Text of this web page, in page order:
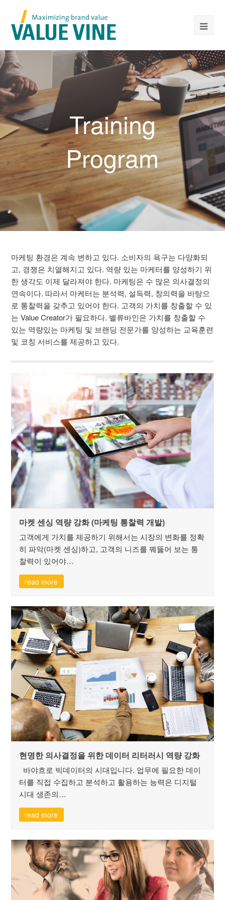
Training
Program
마케팅 환경은 계속 변하고 있다. 소비자의 욕구는 다양화되
고, 경쟁은 치열해지고 있다. 역량 있는 마케터를 양성하기 위
한 생각도 이제 달라져야 한다. 마케팅은 수 많은 의사결정의
연속이다. 따라서 마케터는 분석력, 설득력, 창의력을 바탕으
로 통찰력을 갖추고 있어야 한다. 고객의 가치를 창출할 수 있
는 Value Creator가 필요하다. 밸류바인은 가치를 창출할 수
있는 역량있는 마케팅 및 브랜딩 전문가를 양성하는 교육훈련
및 코칭 서비스를 제공하고 있다.
마켓 센싱 역량 강화 (마케팅 통찰력 개발)
고객에게 가치를 제공하기 위해서는 시장의 변화를 정확
히 파악(마켓 센싱)하고, 고객의 니즈를 꿰뚫어 보는 통
찰력이 있어야…
read more
현명한 의사결정을 위한 데이터 리터러시 역량 강화
바야흐로 빅데이터의 시대입니다. 업무에 필요한 데이
터를 직접 수집하고 분석하고 활용하는 능력은 디지털
시대 생존의…
read more